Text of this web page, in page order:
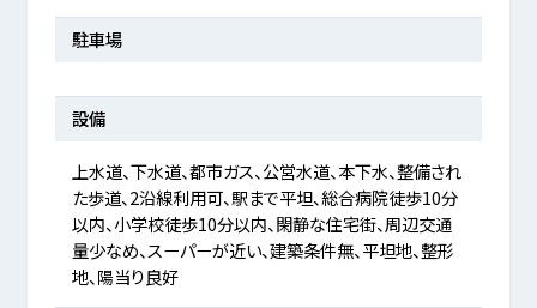
駐車場
設備
上水道、下水道、都市ガス、公営水道、本下水、整備され
た歩道、2沿線利用可、駅まで平坦、総合病院徒歩10分
以内、小学校徒歩10分以内、閑静な住宅街、周辺交通
量少なめ、スーパーが近い、建築条件無、平坦地、整形
地、陽当り良好